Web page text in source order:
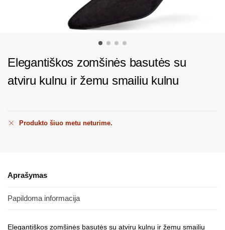
Elegantiškos zomšinės basutės su
atviru kulnu ir žemu smailiu kulnu
Produkto šiuo metu neturime.
Aprašymas
Papildoma informacija
Elegantiškos zomšinės basutės su atviru kulnu ir žemu smailiu